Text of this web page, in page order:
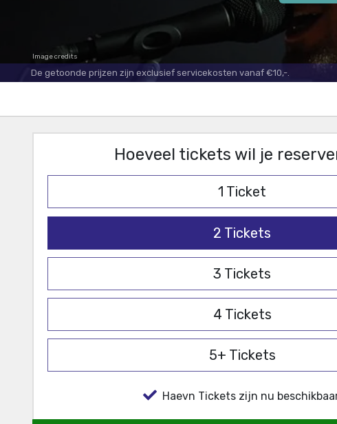
Image credits
De getoonde prijzen zijn exclusief servicekosten vanaf €10,-.
Hoeveel tickets wil je
1 Ticket
2 Tickets
3 Tickets
4 Tickets
5+ Tickets
Haevn Tickets zijn nu